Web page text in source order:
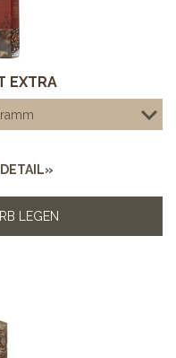
EXTRA
DETAIL»
LEGEN